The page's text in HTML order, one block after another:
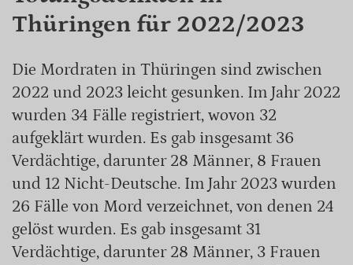
Thüringen für 2022/2023
Die Mordraten in Thüringen sind zwischen
2022 und 2023 leicht gesunken. Im Jahr 2022
wurden 34 Fälle registriert, wovon 32
aufgeklärt wurden. Es gab insgesamt 36
Verdächtige, darunter 28 Männer, 8 Frauen
und 12 Nicht-Deutsche. Im Jahr 2023 wurden
26 Fälle von Mord verzeichnet, von denen 24
gelöst wurden. Es gab insgesamt 31
Verdächtige, darunter 28 Männer, 3 Frauen